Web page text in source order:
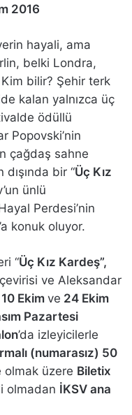
2016
hayali, ama
belki Londra,
bilir? Şehir terk
kalan yalnızca üç
ödüllü
Popovski’nin
çağdaş sahne
dışında bir “Üç Kız
ünlü
Perdesi’nin
konuk oluyor.
“Üç Kız Kardeş”,
çevirisi ve Aleksandar
10 Ekim ve 24 Ekim
Pazartesi
’da izleyicilerle
(numarasız) 50
olmak üzere Biletix
olmadan İKSV ana